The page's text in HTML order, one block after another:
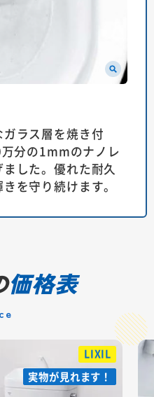
ラス層を焼き付
分の1mmのナノレ
した。優れた耐久
を守り続けます。
価格表
LIXIL
実物が見れます！
実物が見れます！